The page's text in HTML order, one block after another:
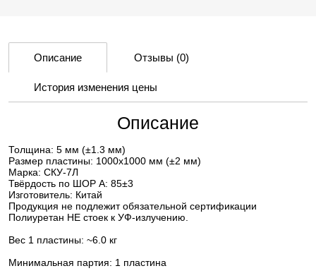
Описание Отзывы (0)
История изменения цены
Описание
Толщина: 5 мм (±1.3 мм)
Размер пластины: 1000х1000 мм (±2 мм)
Марка: СКУ-7Л
Твёрдость по ШОР А: 85±3
Изготовитель: Китай
Продукция не подлежит обязательной сертификации
Полиуретан НЕ стоек к УФ-излучению.
Вес 1 пластины: ~6.0 кг
Минимальная партия: 1 пластина